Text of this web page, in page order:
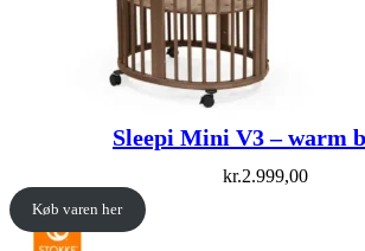
Sleepi Mini V3 – warm
kr.2.999,00
Køb varen her